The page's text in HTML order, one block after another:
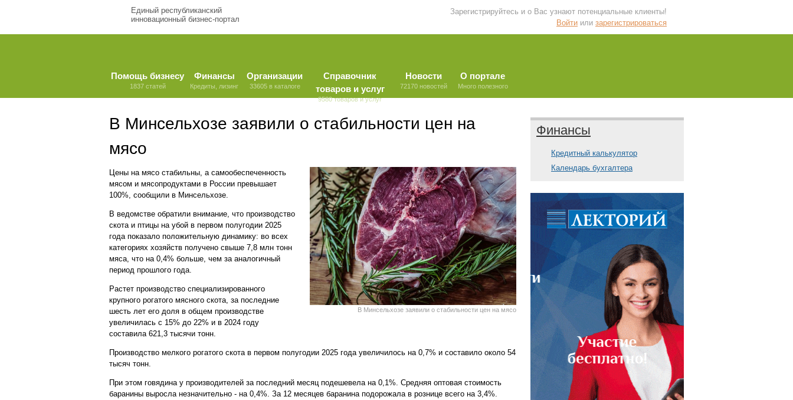
Единый республиканский
инновационный бизнес-портал
Зарегистрируйтесь и о Вас узнают потенциальные клиенты!
Войти или зарегистрироваться
Помощь бизнесу
1837 статей
Финансы
Кредиты, лизинг
Организации
33605 в каталоге
Справочник
товаров и услуг
9580 товаров и услуг
Новости
72170 новостей
О портале
Много полезного
В Минсельхозе заявили о стабильности цен на
мясо
В Минсельхозе заявили о стабильности цен на мясо
Цены на мясо стабильны, а самообеспеченность
мясом и мясопродуктами в России превышает
100%, сообщили в Минсельхозе.
В ведомстве обратили внимание, что производство
скота и птицы на убой в первом полугодии 2025
года показало положительную динамику: во всех
категориях хозяйств получено свыше 7,8 млн тонн
мяса, что на 0,4% больше, чем за аналогичный
период прошлого года.
Растет производство специализированного
крупного рогатого мясного скота, за последние
шесть лет его доля в общем производстве
увеличилась с 15% до 22% и в 2024 году
составила 621,3 тысячи тонн.
Производство мелкого рогатого скота в первом полугодии 2025 года увеличилось на 0,7% и составило около 54
тысяч тонн.
При этом говядина у производителей за последний месяц подешевела на 0,1%. Средняя оптовая стоимость
баранины выросла незначительно - на 0,4%. За 12 месяцев баранина подорожала в рознице всего на 3,4%.
Финансы
Кредитный калькулятор
Календарь бухгалтера